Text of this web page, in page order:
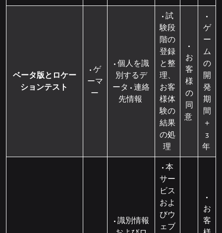
ベータ版とロケー
ションテスト
• ゲ
ーマ
ー
• 個人を識
別するデ
ータ • 連絡
先情報
• 試
験段
階の
登録
と整
理、
お客
様体
験の
結果
の処
理
•
お
客
様
の
同
意
•
ゲ
ー
ム
の
開
発
期
間
＋
3
年
• 識別情報
• 本
サー
ビス
およ
びウ
ェブ
•
お
客